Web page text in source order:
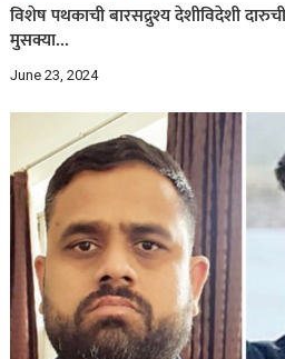
विशेष पथकाची बारसद्रुश्य देशीविदेशी
मुसक्या…
June 23, 2024